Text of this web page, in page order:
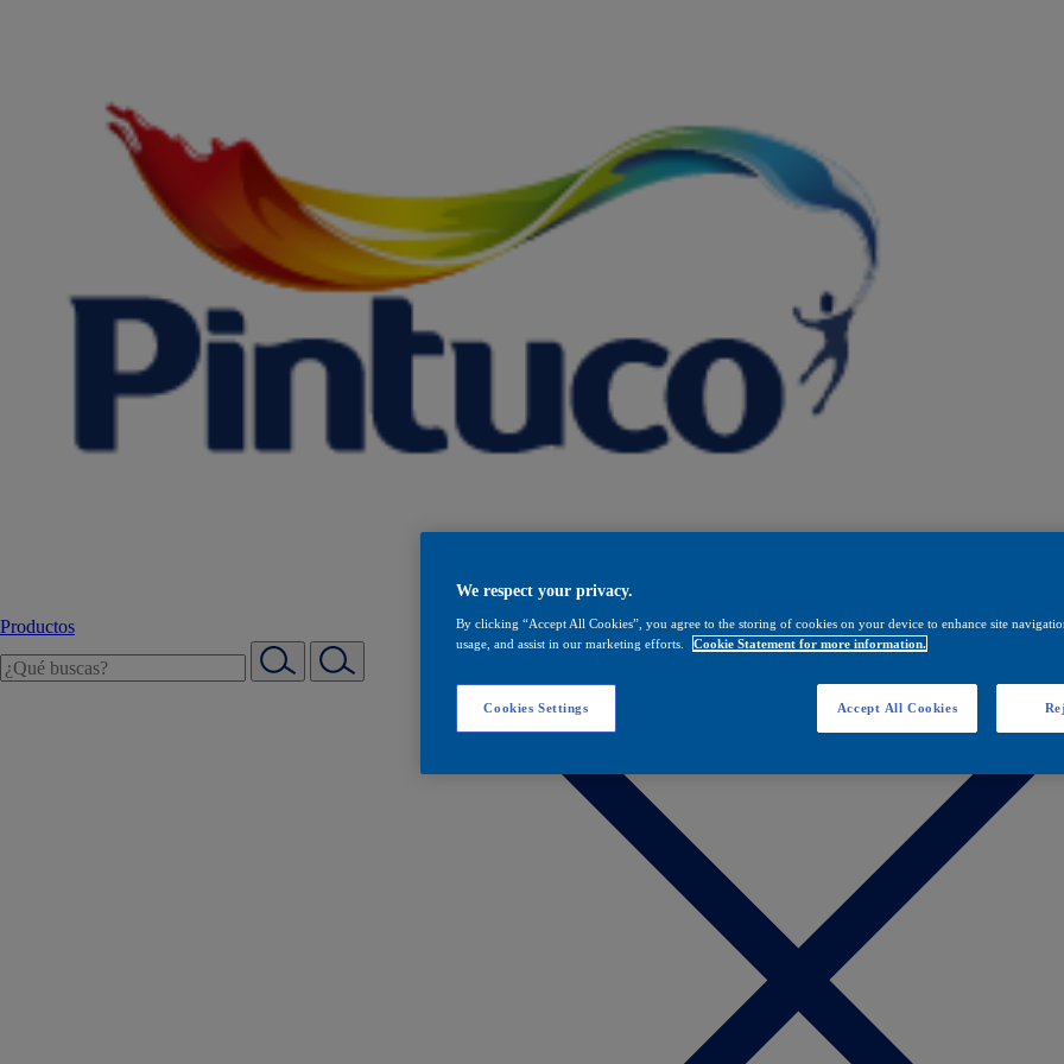
Productos
We respect your privacy.
By clicking “Accept All Cookies”, you agree to the storing of cookies on your device to enhance site
usage, and assist in our marketing efforts.
Cookie Statement for more information.
Cookies Settings Accept All Cookies